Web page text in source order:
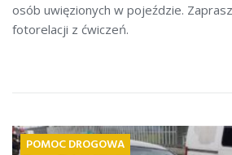
osób uwięzionych w pojeździe.
fotorelacji z ćwiczeń.
POMOC DROGOWA